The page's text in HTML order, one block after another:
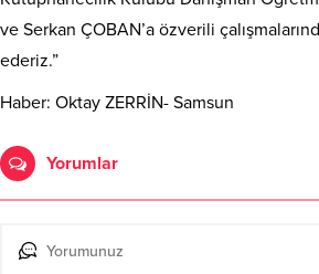
ve Serkan ÇOBAN’a özverili
ederiz.”
Haber: Oktay ZERRİN- Samsun
Yorumlar